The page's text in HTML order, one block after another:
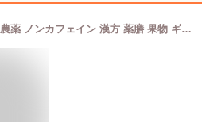
【国産】なつめ茶 ティーバッグ 24g（2g×12P）送料無料 無農薬 ノンカフェイン 漢方 薬膳 果物 ギフト プレゼント バレンタイン プチギフト お茶 内祝い 2022 早割